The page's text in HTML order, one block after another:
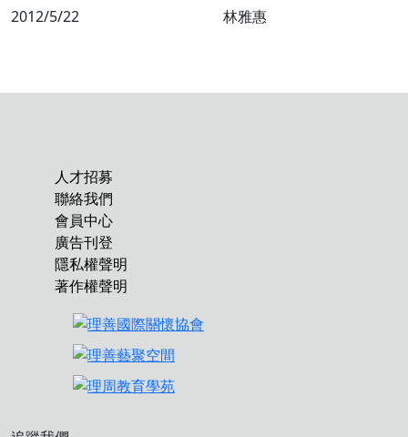
2012/5/22 林雅惠
人才招募
聯絡我們
會員中心
廣告刊登
隱私權聲明
著作權聲明